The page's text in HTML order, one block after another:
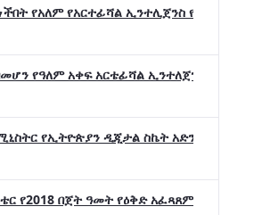
የአለም የአርተፊሻል ኢንተሊጀንስ የትብብር
የዓለም አቀፍ አርቴፊሻል ኢንተለጀንስ ትብብር
የኢትዮጵያን ዲጂታል ስኬት አድንቀዋል
የ2018 በጀት ዓመት የዕቅድ አፈጻጸምና የቀጣይ